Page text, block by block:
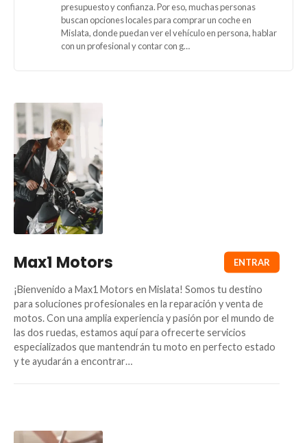
presupuesto y confianza. Por eso, muchas personas
buscan opciones locales para comprar un coche en
Mislata, donde puedan ver el vehículo en persona, hablar
con un profesional y contar con g…
Max1 Motors
¡Bienvenido a Max1 Motors en Mislata! Somos tu destino
para soluciones profesionales en la reparación y venta de
motos. Con una amplia experiencia y pasión por el mundo de
las dos ruedas, estamos aquí para ofrecerte servicios
especializados que mantendrán tu moto en perfecto estado
y te ayudarán a encontrar…